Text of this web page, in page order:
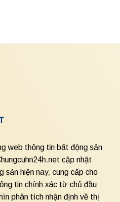
web thông tin bất động sản
cập nhật
hiện nay, cung cấp cho
tin chính xác từ chủ đầu
phân tích nhận định về thị